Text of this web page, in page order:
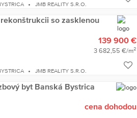
JMB REALITY S.R.O.
so zasklenou
139 900 €
3 682,55 €/m2
JMB REALITY S.R.O.
byt Banská Bystrica
cena dohodou